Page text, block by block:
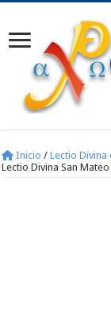
Inicio / Lectio Divina
Lectio Divina San Mateo